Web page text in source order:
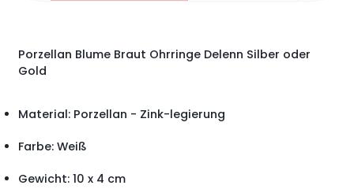
Porzellan Blume Braut Ohrringe Delenn Silber oder
Gold
Material: Porzellan - Zink-legierung
Farbe: Weiß
Gewicht: 10 x 4 cm